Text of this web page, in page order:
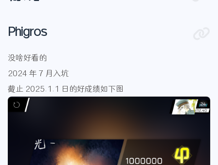
Phigros
没啥好看的
2024 年 7 月入坑
截止 2025.1.1 日的好成绩如下图